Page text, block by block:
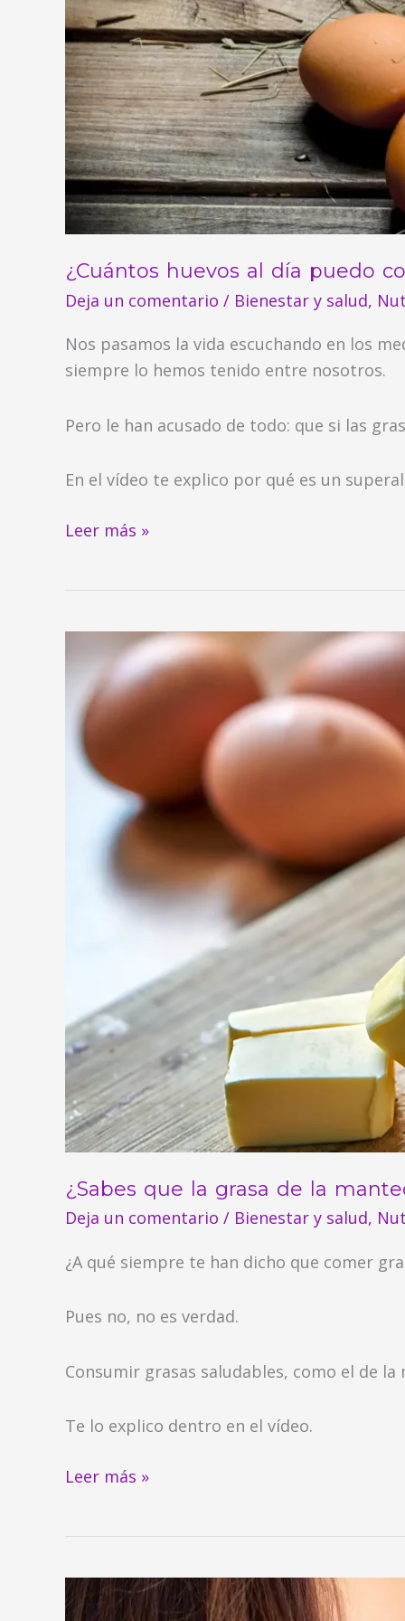
¿Cuántos huevos al día puedo
Deja un comentario / Bienestar y salud,
Nos pasamos la vida escuchando en los
siempre lo hemos tenido entre nosotros.
Pero le han acusado de todo: que si las
En el vídeo te explico por qué es un
Leer más »
¿Sabes que la grasa de la
Deja un comentario / Bienestar y salud,
¿A qué siempre te han dicho que comer
Pues no, no es verdad.
Consumir grasas saludables, como el de
Te lo explico dentro en el vídeo.
grasa
de
mantequilla
perder
Leer más »
10
Beneficios